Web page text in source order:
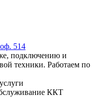
514
подключению и
техники. Работаем по
ККТ